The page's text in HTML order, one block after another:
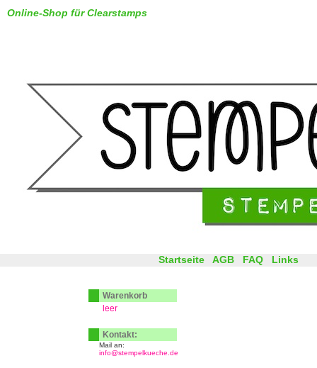
Online-Shop für Clearstamps
Startseite AGB FAQ Links
Warenkorb
leer
Kontakt:
Mail an:
info@stempelkueche.de